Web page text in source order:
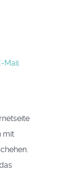
Mail
mit